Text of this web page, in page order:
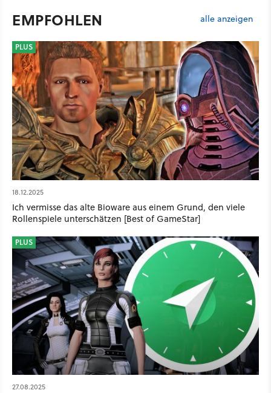
EMPFOHLEN alle anzeigen
PLUS
18.12.2025
Ich vermisse das alte Bioware aus einem Grund, den viele
Rollenspiele unterschätzen [Best of GameStar]
PLUS
27.08.2025